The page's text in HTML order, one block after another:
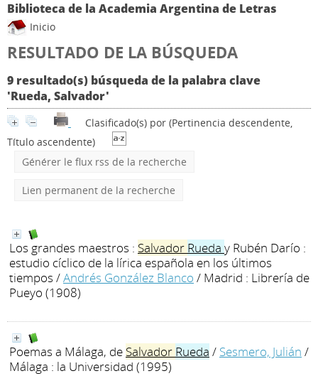
Biblioteca de la Academia Argentina de Letras
Inicio
RESULTADO DE LA BÚSQUEDA
9 resultado(s) búsqueda de la palabra clave
'Rueda, Salvador'
Clasificado(s) por (Pertinencia descendente,
Título ascendente)
Générer le flux rss de la recherche
Lien permanent de la recherche
Los grandes maestros : Salvador Rueda y Rubén Darío :
estudio cíclico de la lírica española en los últimos
tiempos /Andrés González Blanco / Madrid : Librería de
Pueyo (1908)
Poemas a Málaga, de Salvador Rueda / Sesmero, Julián /
Málaga : la Universidad (1995)